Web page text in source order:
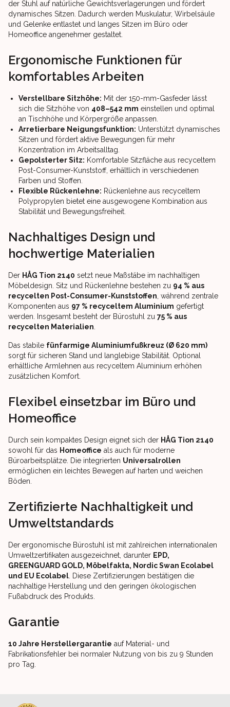
der Stuhl auf natürliche Gewichtsverlagerungen und fördert
dynamisches Sitzen. Dadurch werden Muskulatur, Wirbelsäule
und Gelenke entlastet und langes Sitzen im Büro oder
Homeoffice angenehmer gestaltet.
Ergonomische Funktionen für
komfortables Arbeiten
Verstellbare Sitzhöhe: Mit der 150-mm-Gasfeder lässt
sich die Sitzhöhe von 408–542 mm einstellen und optimal
an Tischhöhe und Körpergröße anpassen.
Arretierbare Neigungsfunktion: Unterstützt dynamisches
Sitzen und fördert aktive Bewegungen für mehr
Konzentration im Arbeitsalltag.
Gepolsterter Sitz: Komfortable Sitzfläche aus recyceltem
Post-Consumer-Kunststoff, erhältlich in verschiedenen
Farben und Stoffen.
Flexible Rückenlehne: Rückenlehne aus recyceltem
Polypropylen bietet eine ausgewogene Kombination aus
Stabilität und Bewegungsfreiheit.
Nachhaltiges Design und
hochwertige Materialien
Der HÅG Tion 2140 setzt neue Maßstäbe im nachhaltigen
Möbeldesign. Sitz und Rückenlehne bestehen zu 94 % aus
recycelten Post-Consumer-Kunststoffen , während zentrale
Komponenten aus 97 % recyceltem Aluminium gefertigt
werden. Insgesamt besteht der Bürostuhl zu 75 % aus
recycelten Materialien
Das stabile fünfarmige Aluminiumfußkreuz (Ø 620 mm)
sorgt für sicheren Stand und langlebige Stabilität. Optional
erhältliche Armlehnen aus recyceltem Aluminium erhöhen
zusätzlichen Komfort.
Flexibel einsetzbar im Büro und
Homeoffice
Durch sein kompaktes Design eignet sich der HÅG Tion 2140
sowohl für das Homeoffice als auch für moderne
Büroarbeitsplätze. Die integrierten Universalrollen
ermöglichen ein leichtes Bewegen auf harten und weichen
Böden.
Zertifizierte Nachhaltigkeit und
Umweltstandards
Der ergonomische Bürostuhl ist mit zahlreichen internationalen
Umweltzertifikaten ausgezeichnet, darunter EPD,
GREENGUARD GOLD, Möbelfakta, Nordic Swan Ecolabel
und EU Ecolabel . Diese Zertifizierungen bestätigen die
nachhaltige Herstellung und den geringen ökologischen
Fußabdruck des Produkts.
Garantie
10 Jahre Herstellergarantie auf Material- und
Fabrikationsfehler bei normaler Nutzung von bis zu 9 Stunden
pro Tag.